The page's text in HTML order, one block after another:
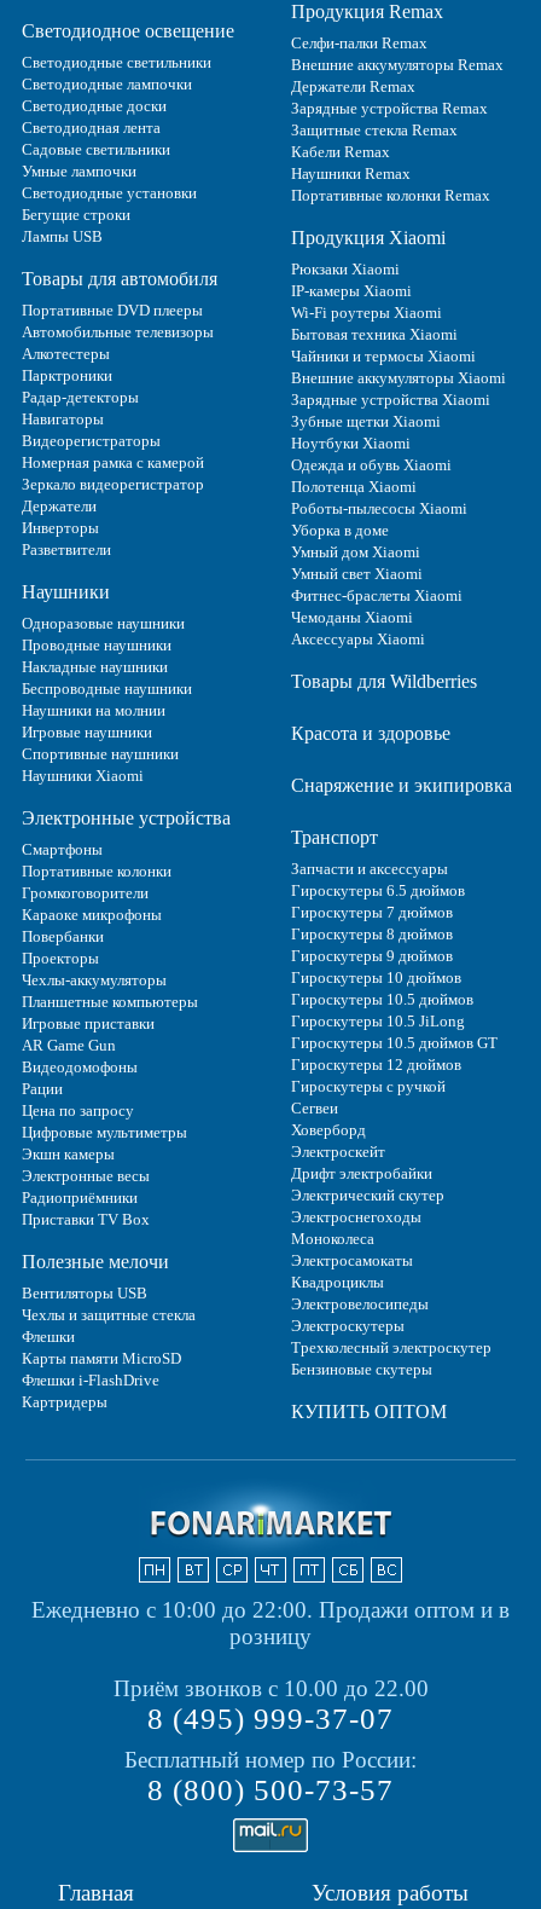
Светодиодное освещение
Светодиодные светильники
Светодиодные лампочки
Светодиодные доски
Светодиодная лента
Садовые светильники
Умные лампочки
Светодиодные установки
Бегущие строки
Лампы USB
Товары для автомобиля
Портативные DVD плееры
Автомобильные телевизоры
Алкотестеры
Парктроники
Радар-детекторы
Навигаторы
Видеорегистраторы
Номерная рамка с камерой
Зеркало видеорегистратор
Держатели
Инверторы
Разветвители
Наушники
Одноразовые наушники
Проводные наушники
Накладные наушники
Беспроводные наушники
Наушники на молнии
Игровые наушники
Спортивные наушники
Наушники Xiaomi
Электронные устройства
Смартфоны
Портативные колонки
Громкоговорители
Караоке микрофоны
Повербанки
Проекторы
Чехлы-аккумуляторы
Планшетные компьютеры
Игровые приставки
AR Game Gun
Видеодомофоны
Рации
Цена по запросу
Цифровые мультиметры
Экшн камеры
Электронные весы
Радиоприёмники
Приставки TV Box
Полезные мелочи
Вентиляторы USB
Чехлы и защитные стекла
Флешки
Карты памяти MicroSD
Флешки i-FlashDrive
Картридеры
Продукция Remax
Селфи-палки Remax
Внешние аккумуляторы Remax
Держатели Remax
Зарядные устройства Remax
Защитные стекла Remax
Кабели Remax
Наушники Remax
Портативные колонки Remax
Продукция Xiaomi
Рюкзаки Xiaomi
IP-камеры Xiaomi
Wi-Fi роутеры Xiaomi
Бытовая техника Xiaomi
Чайники и термосы Xiaomi
Внешние аккумуляторы Xiaomi
Зарядные устройства Xiaomi
Зубные щетки Xiaomi
Ноутбуки Xiaomi
Одежда и обувь Xiaomi
Полотенца Xiaomi
Роботы-пылесосы Xiaomi
Уборка в доме
Умный дом Xiaomi
Умный свет Xiaomi
Фитнес-браслеты Xiaomi
Чемоданы Xiaomi
Аксессуары Xiaomi
Товары для Wildberries
Красота и здоровье
Снаряжение и экипировка
Транспорт
Запчасти и аксессуары
Гироскутеры 6.5 дюймов
Гироскутеры 7 дюймов
Гироскутеры 8 дюймов
Гироскутеры 9 дюймов
Гироскутеры 10 дюймов
Гироскутеры 10.5 дюймов
Гироскутеры 10.5 JiLong
Гироскутеры 10.5 дюймов GT
Гироскутеры 12 дюймов
Гироскутеры с ручкой
Сегвеи
Ховерборд
Электроскейт
Дрифт электробайки
Электрический скутер
Электроснегоходы
Моноколеса
Электросамокаты
Квадроциклы
Электровелосипеды
Электроскутеры
Трехколесный электроскутер
Бензиновые скутеры
КУПИТЬ ОПТОМ
Ежедневно с 10:00 до 22:00. Продажи оптом и в
розницу
Приём звонков с 10.00 до 22.00
8 (495) 999-37-07
Бесплатный номер по России:
8 (800) 500-73-57
Главная
Условия работы